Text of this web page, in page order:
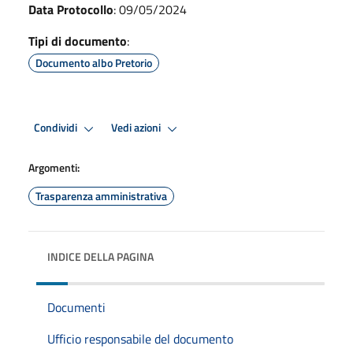
Data Protocollo: 09/05/2024
Tipi di documento:
Documento albo Pretorio
Condividi Vedi azioni
Argomenti:
Trasparenza amministrativa
INDICE DELLA PAGINA
Documenti
Ufficio responsabile del documento